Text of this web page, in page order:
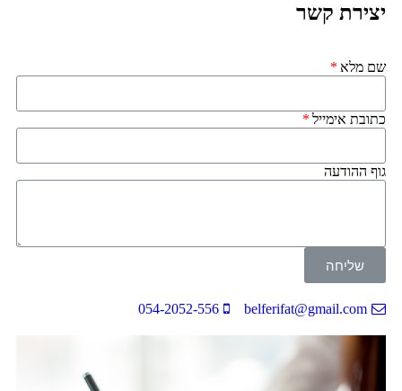
יצירת קשר
שם מלא
כתובת אימייל
גוף ההודעה
שליחה
belferifat@gmail.com
054-2052-556